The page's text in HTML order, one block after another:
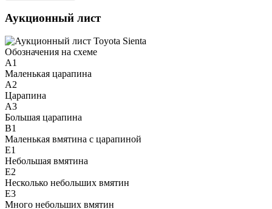
Аукционный лист
Обозначения на схеме
A1
Маленькая царапина
A2
Царапина
A3
Большая царапина
B1
Маленькая вмятина с царапиной
E1
Небольшая вмятина
E2
Несколько небольших вмятин
E3
Много небольших вмятин